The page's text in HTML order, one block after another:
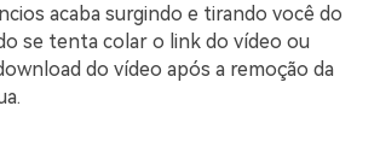
acaba surgindo e tirando você do
se tenta colar o link do vídeo ou
do vídeo após a remoção da